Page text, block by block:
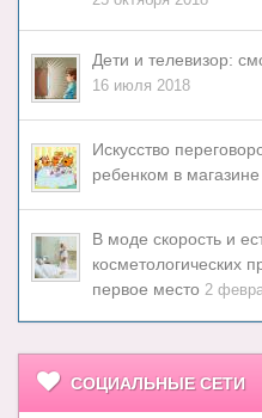
Дети и телевизор:
16 июля 2018
Искусство
ребенком в магазине
В моде скорость и
косметологических
первое место 2
СОЦИАЛЬНЫЕ СЕТИ